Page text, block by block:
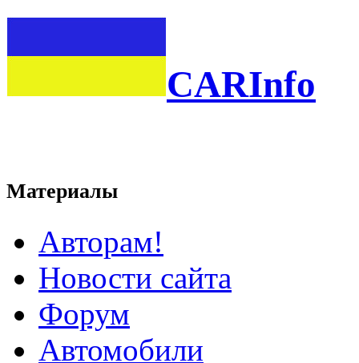
CARInfo
Материалы
Авторам!
Новости сайта
Форум
Автомобили